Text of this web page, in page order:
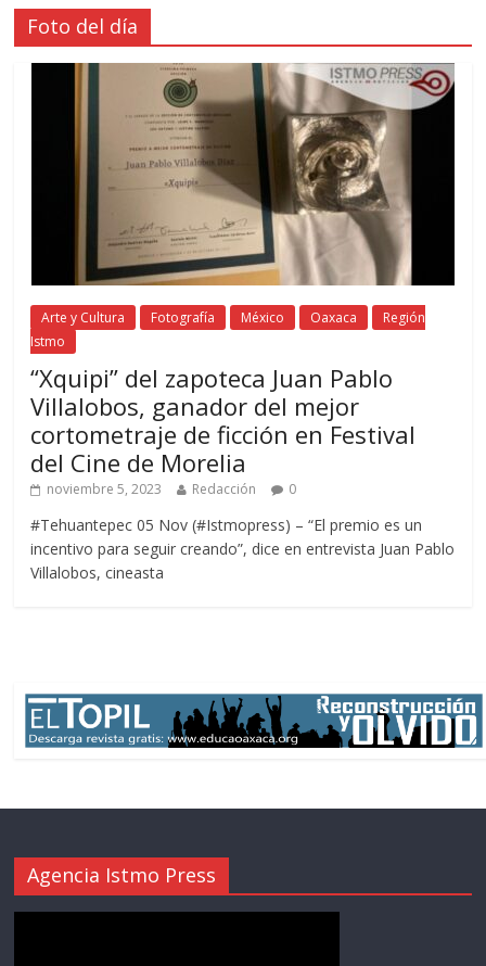
Foto del día
Arte y Cultura Fotografía México Oaxaca
Región
Istmo
“Xquipi” del zapoteca Juan Pablo
Villalobos, ganador del mejor
cortometraje de ficción en Festival
del Cine de Morelia
noviembre 5, 2023 Redacción 0
#Tehuantepec 05 Nov (#Istmopress) – “El premio es un
incentivo para seguir creando”, dice en entrevista Juan Pablo
Villalobos, cineasta
Agencia Istmo Press